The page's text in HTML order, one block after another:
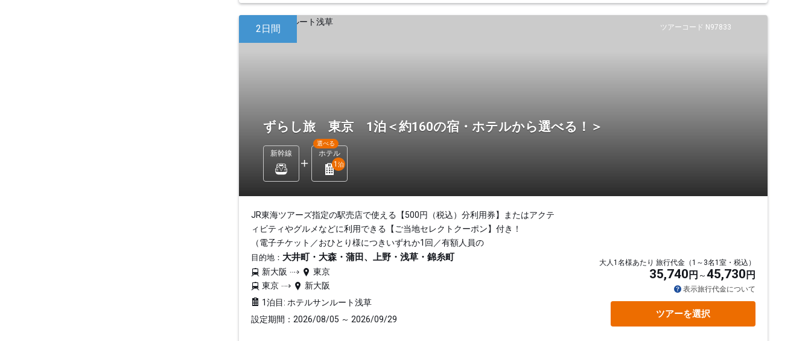
ツアーコード N97833
2日間
ずらし旅 東京 1泊＜約160の宿・ホテルから選べる！＞
新幹線 ホテル
選べる
1 泊
JR東海ツアーズ指定の駅売店で使える【500円（税込）分利用券】またはアクテ
ィビティやグルメなどに利用できる【ご当地セレクトクーポン】付き！
（電子チケット／おひとり様につきいずれか1回／有額人員の
目的地： 大井町・大森・蒲田、上野・浅草・錦糸町
新大阪
東京
東京
新大阪
1泊目: ホテルサンルート浅草
設定期間：2026/08/05 ～ 2026/09/29
大人1名様あたり 旅行代金（1～3名1室・税込）
35,740 円 45,730 円
表示旅行代金について
ツアーを選択